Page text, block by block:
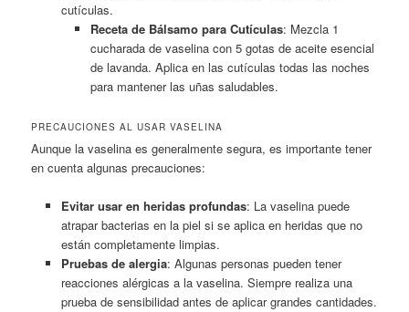
cutículas.
Receta de Bálsamo para Cutículas: Mezcla 1
cucharada de vaselina con 5 gotas de aceite esencial
de lavanda. Aplica en las cutículas todas las noches
para mantener las uñas saludables.
PRECAUCIONES AL USAR VASELINA
Aunque la vaselina es generalmente segura, es importante tener
en cuenta algunas precauciones:
Evitar usar en heridas profundas: La vaselina puede
atrapar bacterias en la piel si se aplica en heridas que no
están completamente limpias.
Pruebas de alergia: Algunas personas pueden tener
reacciones alérgicas a la vaselina. Siempre realiza una
prueba de sensibilidad antes de aplicar grandes cantidades.